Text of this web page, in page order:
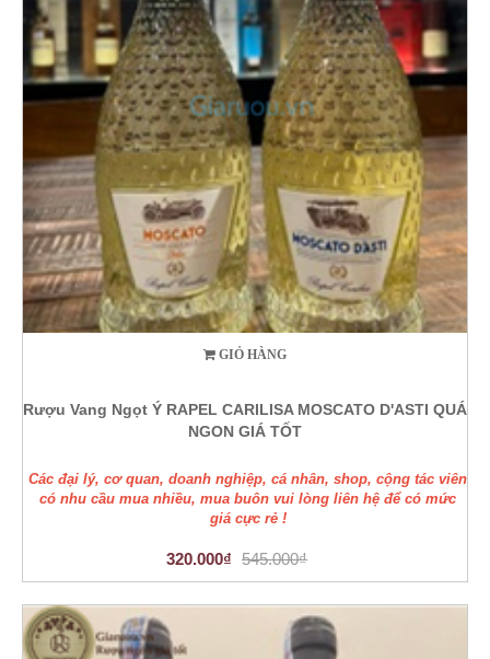
GIỎ HÀNG
Rượu Vang Ngọt Ý RAPEL CARILISA MOSCATO D'ASTI QUÁ
NGON GIÁ TỐT
Các đại lý, cơ quan, doanh nghiệp, cá nhân, shop, cộng tác viên
có nhu cầu mua nhiều, mua buôn vui lòng liên hệ để có mức
giá cực rẻ !
320.000₫ 545.000₫